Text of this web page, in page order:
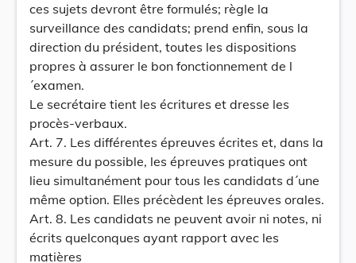
ces sujets devront être formulés; règle la
surveillance des candidats; prend enfin, sous la
direction du président, toutes les dispositions
propres à assurer le bon fonctionnement de l
´examen.
Le secrétaire tient les écritures et dresse les
procès-verbaux.
Art. 7. Les différentes épreuves écrites et, dans la
mesure du possible, les épreuves pratiques ont
lieu simultanément pour tous les candidats d´une
même option. Elles précèdent les épreuves orales.
Art. 8. Les candidats ne peuvent avoir ni notes, ni
écrits quelconques ayant rapport avec les
matières